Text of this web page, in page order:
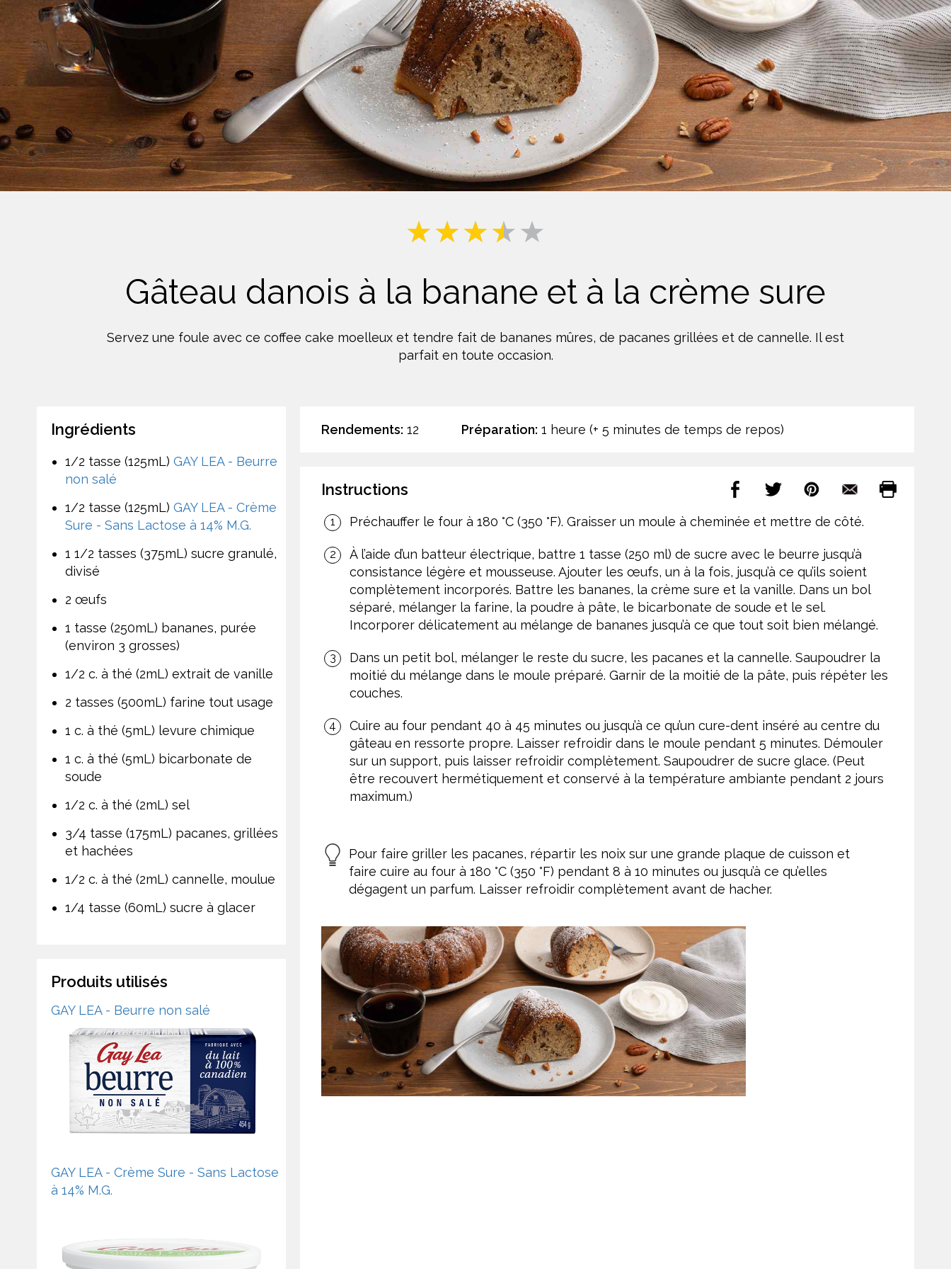
Crème Fouettée Desserts
Boissons
Biscuits
Lait
Yogourt
Gâteau danois à la banane et à la crème sure
Servez une foule avec ce coffee cake moelleux et tendre fait de bananes mûres, de pacanes grillées et de cannelle. Il est
parfait en toute occasion.
Rendements: 12 Préparation: 1 heure (+ 5 minutes de temps de repos)
Instructions
Préchauffer le four à 180 °C (350 °F). Graisser un moule à cheminée et mettre de côté.
À l’aide d’un batteur électrique, battre 1 tasse (250 ml) de sucre avec le beurre jusqu’à
consistance légère et mousseuse. Ajouter les œufs, un à la fois, jusqu’à ce qu’ils soient
complètement incorporés. Battre les bananes, la crème sure et la vanille. Dans un bol
séparé, mélanger la farine, la poudre à pâte, le bicarbonate de soude et le sel.
Incorporer délicatement au mélange de bananes jusqu’à ce que tout soit bien mélangé.
Dans un petit bol, mélanger le reste du sucre, les pacanes et la cannelle. Saupoudrer la
moitié du mélange dans le moule préparé. Garnir de la moitié de la pâte, puis répéter les
couches.
Cuire au four pendant 40 à 45 minutes ou jusqu’à ce qu’un cure-dent inséré au centre du
gâteau en ressorte propre. Laisser refroidir dans le moule pendant 5 minutes. Démouler
sur un support, puis laisser refroidir complètement. Saupoudrer de sucre glace. (Peut
être recouvert hermétiquement et conservé à la température ambiante pendant 2 jours
maximum.)
Pour faire griller les pacanes, répartir les noix sur une grande plaque de cuisson et
faire cuire au four à 180 °C (350 °F) pendant 8 à 10 minutes ou jusqu’à ce qu’elles
dégagent un parfum. Laisser refroidir complètement avant de hacher.
Ingrédients
1/2 tasse (125mL) GAY LEA - Beurre
non salé
1/2 tasse (125mL) GAY LEA - Crème
Sure - Sans Lactose à 14% M.G.
1 1/2 tasses (375mL) sucre granulé,
divisé
2 œufs
1 tasse (250mL) bananes, purée
(environ 3 grosses)
1/2 c. à thé (2mL) extrait de vanille
2 tasses (500mL) farine tout usage
1 c. à thé (5mL) levure chimique
1 c. à thé (5mL) bicarbonate de
soude
1/2 c. à thé (2mL) sel
3/4 tasse (175mL) pacanes, grillées
et hachées
1/2 c. à thé (2mL) cannelle, moulue
1/4 tasse (60mL) sucre à glacer
Produits utilisés
GAY LEA - Beurre non salé
GAY LEA - Crème Sure - Sans Lactose
à 14% M.G.